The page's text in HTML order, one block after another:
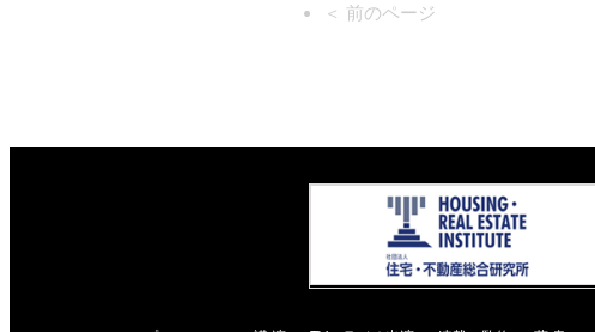
＜ 前のページ